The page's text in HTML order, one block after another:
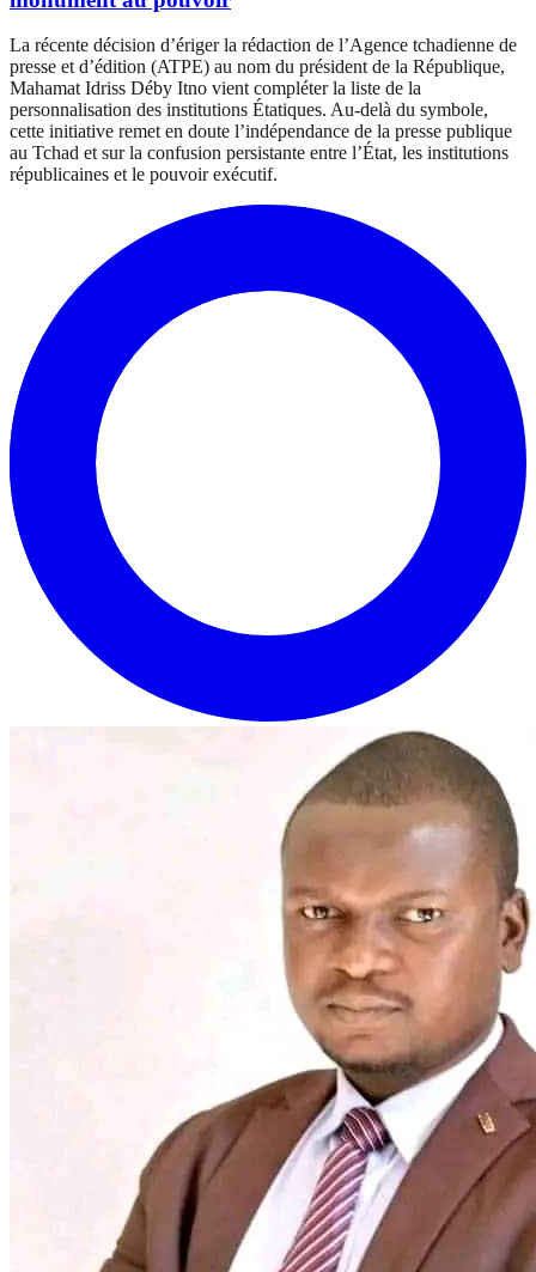
La récente décision d’ériger la rédaction de l’Agence tchadienne de
presse et d’édition (ATPE) au nom du président de la République,
Mahamat Idriss Déby Itno vient compléter la liste de la
personnalisation des institutions Étatiques. Au-delà du symbole,
cette initiative remet en doute l’indépendance de la presse publique
au Tchad et sur la confusion persistante entre l’État, les institutions
républicaines et le pouvoir exécutif.